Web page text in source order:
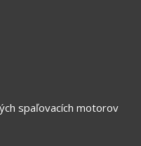
spaľovacích motorov